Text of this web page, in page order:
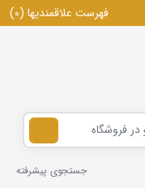
فهرست علاقمندیها (0)
جستجوی پیشرفته